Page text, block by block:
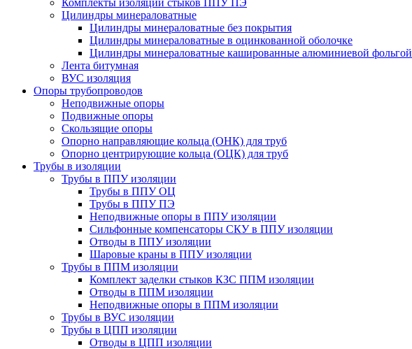
Комплекты изоляции стыков ППУ ПЭ
Цилиндры минераловатные
Цилиндры минераловатные без покрытия
Цилиндры минераловатные в оцинкованной оболочке
Цилиндры минераловатные кашированные алюминиевой фольгой
Лента битумная
ВУС изоляция
Опоры трубопроводов
Неподвижные опоры
Подвижные опоры
Скользящие опоры
Опорно направляющие кольца (ОНК) для труб
Опорно центрирующие кольца (ОЦК) для труб
Трубы в изоляции
Трубы в ППУ изоляции
Трубы в ППУ ОЦ
Трубы в ППУ ПЭ
Неподвижные опоры в ППУ изоляции
Сильфонные компенсаторы СКУ в ППУ изоляции
Отводы в ППУ изоляции
Шаровые краны в ППУ изоляции
Трубы в ППМ изоляции
Комплект заделки стыков КЗС ППМ изоляции
Отводы в ППМ изоляции
Неподвижные опоры в ППМ изоляции
Трубы в ВУС изоляции
Трубы в ЦПП изоляции
Отводы в ЦПП изоляции